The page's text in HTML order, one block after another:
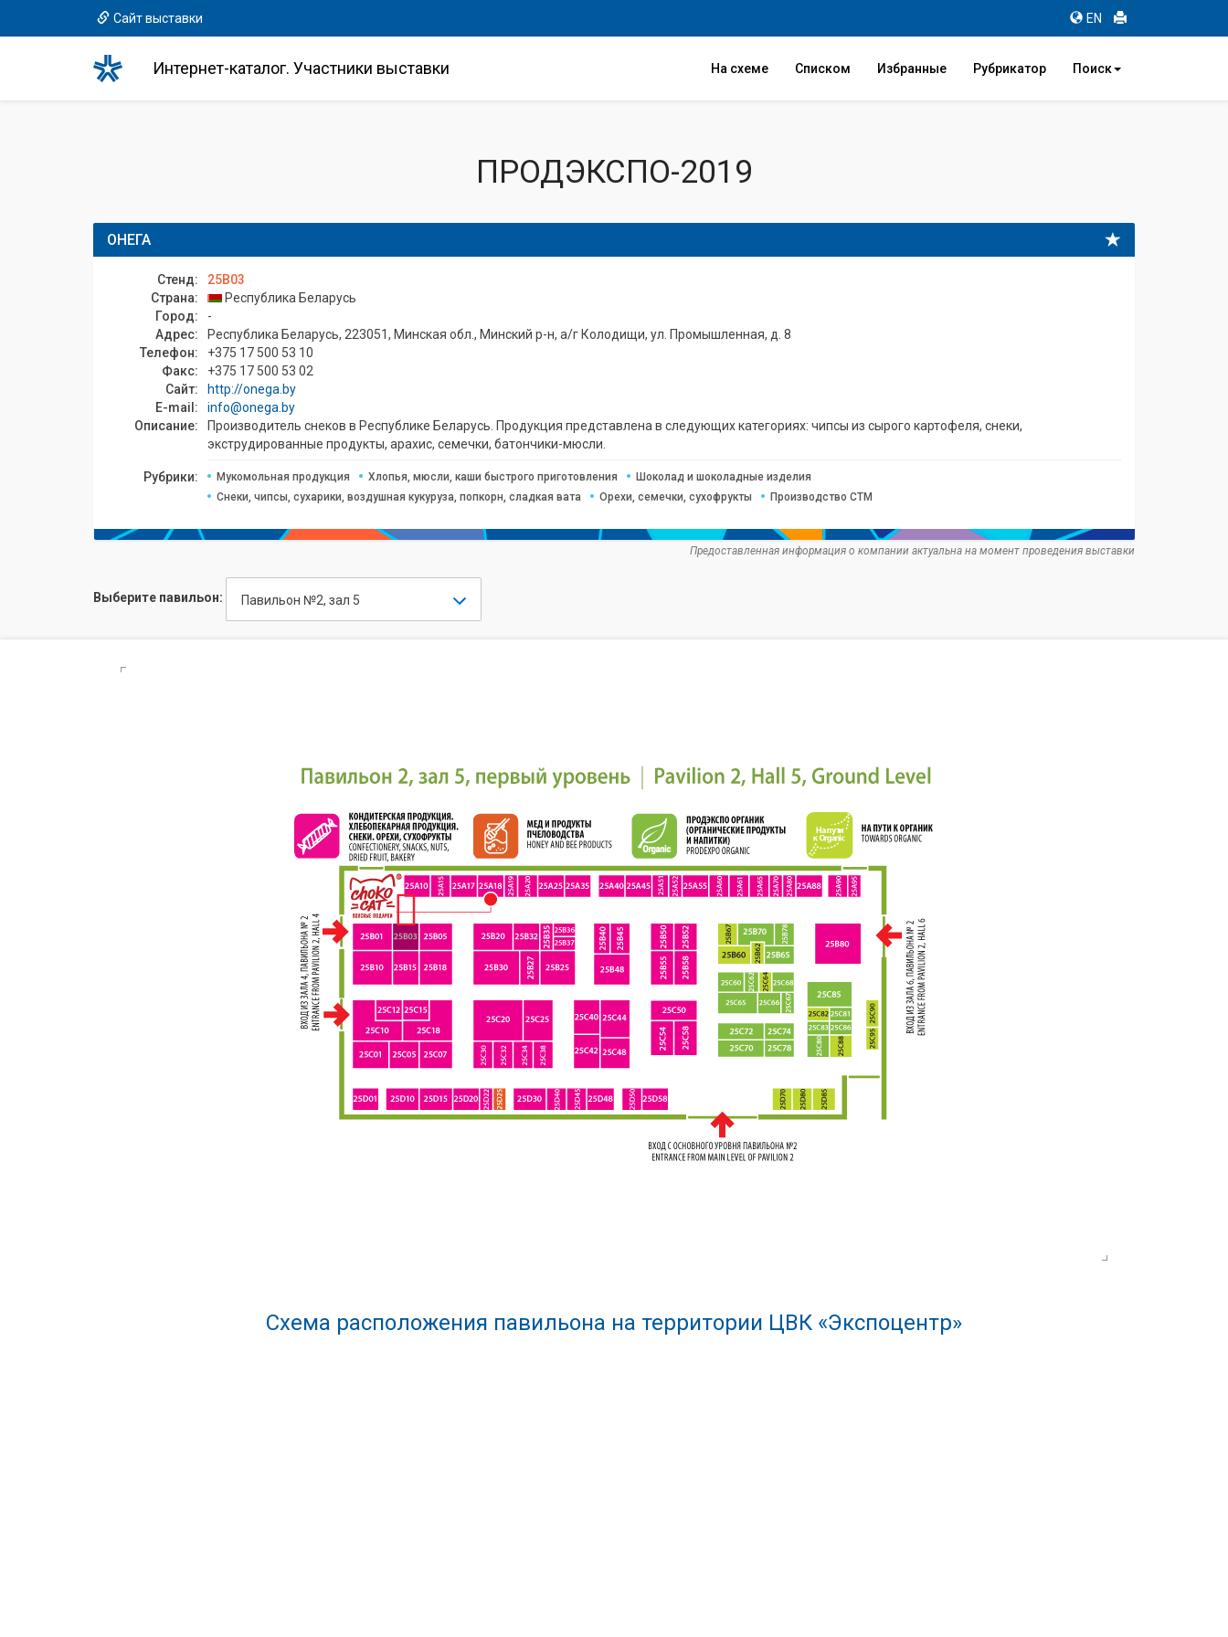
Сайт выставки EN
Интернет-каталог. Участники выставки На схеме Списком Избранные Рубрикатор Поиск
ПРОДЭКСПО-2019
ОНЕГА
Стенд:
25B03
Страна:
Республика Беларусь
Город:
-
Адрес:
Республика Беларусь, 223051, Минская обл., Минский р-н, а/г Колодищи, ул. Промышленная, д. 8
Телефон:
+375 17 500 53 10
Факс:
+375 17 500 53 02
Сайт:
http://onega.by
E-mail:
info@onega.by
Описание:
Производитель снеков в Реcпублике Беларусь. Продукция представлена в следующих категориях: чипсы из сырого картофеля, снеки,
экструдированные продукты, арахис, семечки, батончики-мюсли.
Рубрики: Мукомольная продукция Хлопья, мюсли, каши быстрого приготовления
Шоколад и шоколадные изделия
Снеки, чипсы, сухарики, воздушная кукуруза, попкорн, сладкая вата
Орехи, семечки, сухофрукты Производство СТМ
Предоставленная информация о компании актуальна на момент проведения выставки
Выберите павильон: Павильон №2, зал 5
Схема расположения павильона на территории ЦВК «Экспоцентр»